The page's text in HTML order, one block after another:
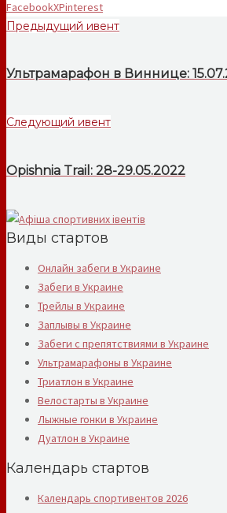
FacebookXPinterest
Предыдущий ивент
Ультрамарафон в Виннице:
Следующий ивент
Opishnia Trail: 28-29.05.2022
Виды стартов
Онлайн забеги в Украине
Забеги в Украине
Трейлы в Украине
Заплывы в Украине
Забеги с препятствиями в Украине
Ультрамарафоны в Украине
Триатлон в Украине
Велостарты в Украине
Лыжные гонки в Украине
Дуатлон в Украине
Календарь стартов
Календарь спортивентов 2026